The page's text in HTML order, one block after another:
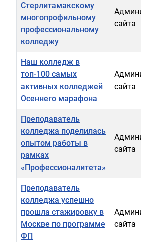
Стерлитамакскому
многопрофильному
профессиональному
колледжу
сайта
Наш колледж в
топ-100 самых
активных колледжей
Осеннего марафона
сайта
Преподаватель
колледжа поделилась
опытом работы в
рамках
«Профессионалитета»
сайта
Преподаватель
колледжа успешно
прошла стажировку в
Москве по программе
ФП
сайта